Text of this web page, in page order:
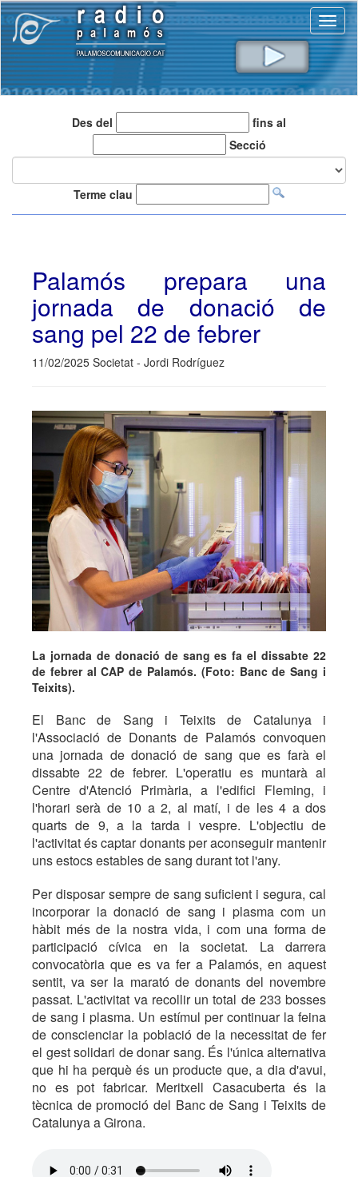
Des del
fins al
Secció
Terme clau
Palamós prepara una
jornada de donació de
sang pel 22 de febrer
11/02/2025 Societat - Jordi Rodríguez
La jornada de donació de sang es fa el dissabte 22
de febrer al CAP de Palamós. (Foto: Banc de Sang i
Teixits).
El Banc de Sang i Teixits de Catalunya i
l'Associació de Donants de Palamós convoquen
una jornada de donació de sang que es farà el
dissabte 22 de febrer. L'operatiu es muntarà al
Centre d'Atenció Primària, a l'edifici Fleming, i
l'horari serà de 10 a 2, al matí, i de les 4 a dos
quarts de 9, a la tarda i vespre. L'objectiu de
l'activitat és captar donants per aconseguir mantenir
uns estocs estables de sang durant tot l'any.
Per disposar sempre de sang suficient i segura, cal
incorporar la donació de sang i plasma com un
hàbit més de la nostra vida, i com una forma de
participació cívica en la societat. La darrera
convocatòria que es va fer a Palamós, en aquest
sentit, va ser la marató de donants del novembre
passat. L'activitat va recollir un total de 233 bosses
de sang i plasma. Un estímul per continuar la feina
de conscienciar la població de la necessitat de fer
el gest solidari de donar sang. És l'única alternativa
que hi ha perquè és un producte que, a dia d'avui,
no es pot fabricar. Meritxell Casacuberta és la
tècnica de promoció del Banc de Sang i Teixits de
Catalunya a Girona.